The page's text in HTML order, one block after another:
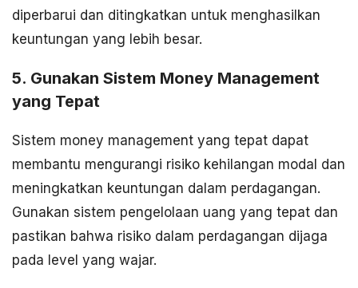
diperbarui dan ditingkatkan untuk menghasilkan
keuntungan yang lebih besar.
5. Gunakan Sistem Money Management
yang Tepat
Sistem money management yang tepat dapat
membantu mengurangi risiko kehilangan modal dan
meningkatkan keuntungan dalam perdagangan.
Gunakan sistem pengelolaan uang yang tepat dan
pastikan bahwa risiko dalam perdagangan dijaga
pada level yang wajar.